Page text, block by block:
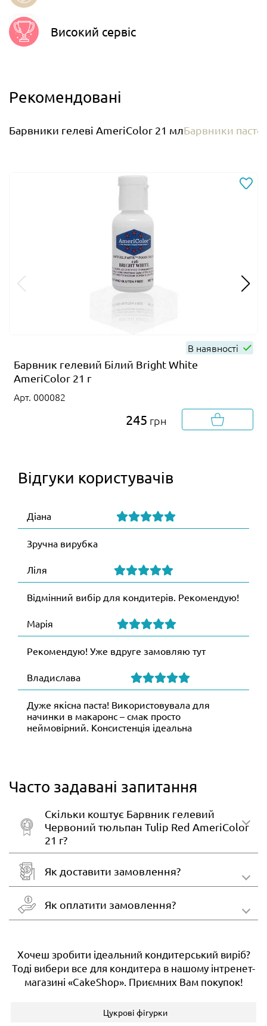
Високий сервіс
Рекомендовані
Барвники гелеві AmeriColor 21 млБарвники
В наявності
Барвник гелевий Білий Bright White
AmeriColor 21 г
Арт. 000082
245 грн
Відгуки користувачів
Діана
Зручна вирубка
Ліля
Відмінний вибір для кондитерів. Рекомендую!
Марія
Рекомендую! Уже вдруге замовляю тут
Владислава
Дуже якісна паста! Використовувала для
начинки в макаронс – смак просто
неймовірний. Консистенція ідеальна
Часто задавані запитання
Скільки коштує Барвник гелевий
Червоний тюльпан Tulip Red AmeriColor
21 г?
Як доставити замовлення?
Як оплатити замовлення?
Хочеш зробити ідеальний кондитерський виріб?
Тоді вибери все для кондитера в нашому інтренет-
магазині «CakeShop». Приємних Вам покупок!
Цукрові фігурки